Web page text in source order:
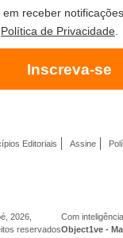
em receber
Política de Privacidade.
Inscreva-se
2026,
reservados
Com
Object1ve -
Editoriais Assine